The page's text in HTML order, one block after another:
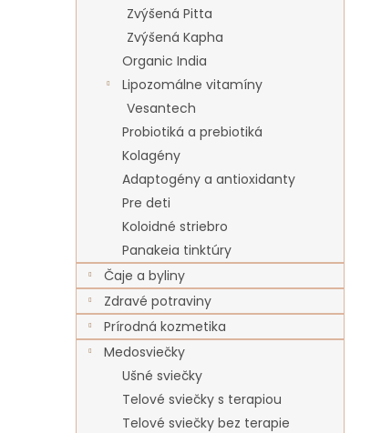
Zvýšená Pitta
Zvýšená Kapha
Organic India
Lipozomálne vitamíny
Vesantech
Probiotiká a prebiotiká
Kolagény
Adaptogény a antioxidanty
Pre deti
Koloidné striebro
Panakeia tinktúry
Čaje a byliny
Zdravé potraviny
Prírodná kozmetika
Medosviečky
Ušné sviečky
Telové sviečky s terapiou
Telové sviečky bez terapie